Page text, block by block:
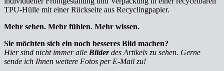
TPU-Hülle mit einer Rückseite aus Recyclingpapier.
Mehr sehen. Mehr fühlen. Mehr wissen.
Sie möchten sich ein noch besseres Bild machen?
Hier sind nicht immer alle Bilderdes Artikels zu sehen. Gerne
sende ich Ihnen weitere Fotos per E-Mail zu!